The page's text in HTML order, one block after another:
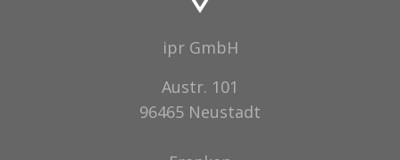
ipr GmbH
Austr. 101
96465 Neustadt